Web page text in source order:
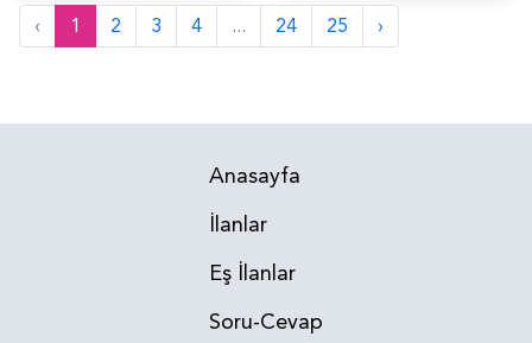
‹ 1 2 3 4 ... 24 25 ›
Anasayfa
İlanlar
Eş İlanlar
Soru-Cevap